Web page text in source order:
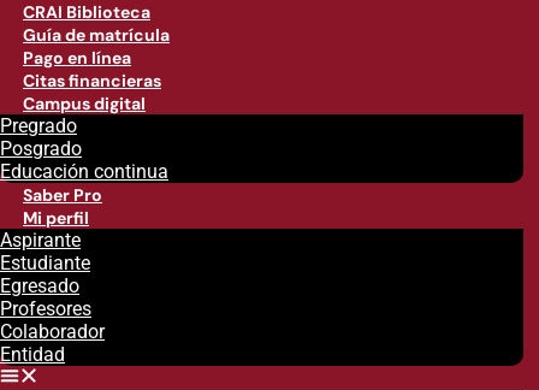
CRAI Biblioteca
Guía de matrícula
Pago en línea
Citas financieras
Campus digital
Pregrado
Posgrado
Educación continua
Saber Pro
Mi perfil
Aspirante
Estudiante
Egresado
Profesores
Colaborador
Entidad